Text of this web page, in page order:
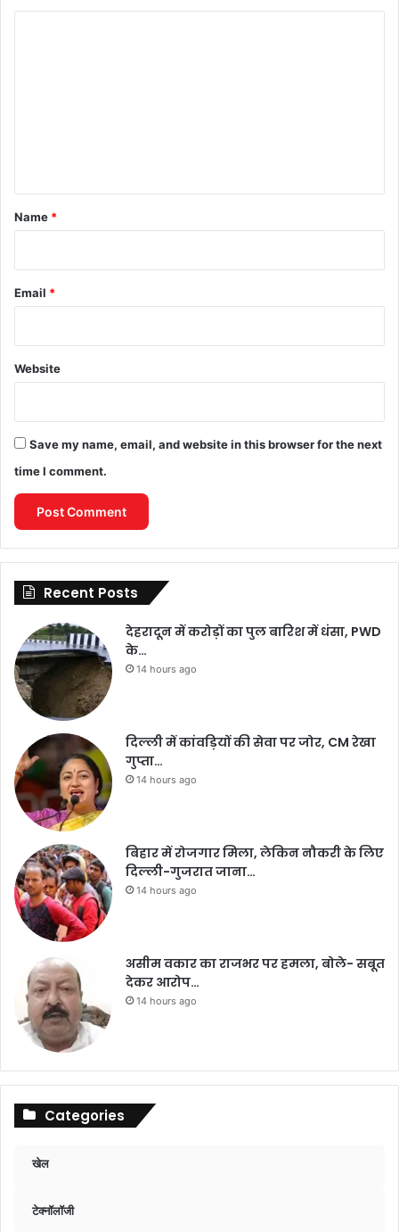
*
Name *
Email *
Website
Save my name, email, and website in this browser for the next
time I comment.
Recent Posts
देहरादून में करोड़ों का पुल बारिश में धंसा, PWD
के…
14 hours ago
दिल्ली में कांवड़ियों की सेवा पर जोर, CM रेखा
गुप्ता…
14 hours ago
बिहार में रोजगार मिला, लेकिन नौकरी के लिए
दिल्ली-गुजरात जाना…
14 hours ago
असीम वकार का राजभर पर हमला, बोले- सबूत
देकर आरोप…
14 hours ago
Categories
खेल
टेक्नॉलॉजी